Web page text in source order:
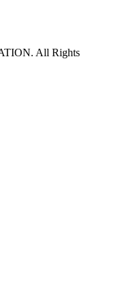
All Rights